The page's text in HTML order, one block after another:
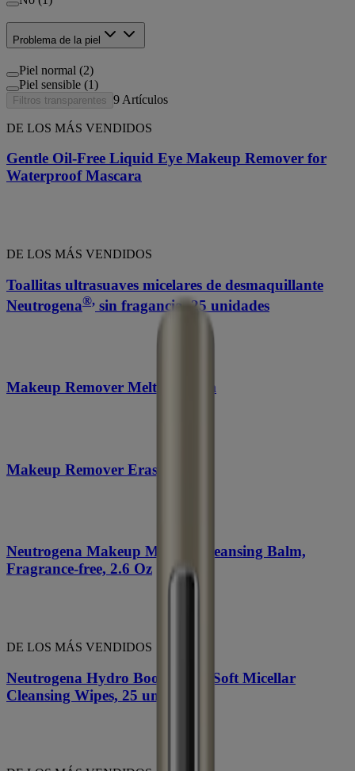
Problema de la piel
Piel normal (2)
Piel sensible (1)
Filtros transparentes 9 Artículos
DE LOS MÁS VENDIDOS
Gentle Oil-Free Liquid Eye Makeup Remover for
Waterproof Mascara
DE LOS MÁS VENDIDOS
Toallitas ultrasuaves micelares de desmaquillante
Neutrogena®, sin fragancia, 25 unidades
Makeup Remover Melting Balm
Makeup Remover Eraser Stick
Neutrogena Makeup Melting Cleansing Balm,
Fragrance-free, 2.6 Oz
DE LOS MÁS VENDIDOS
Neutrogena Hydro Boost Ultra-Soft Micellar
Cleansing Wipes, 25 unidades